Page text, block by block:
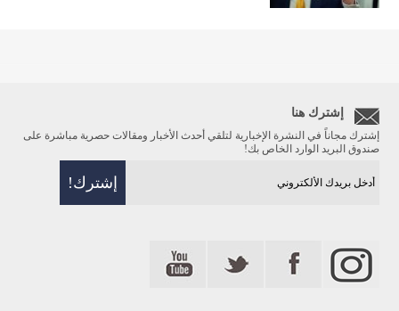
إشترك هنا
إشترك مجاناً في النشرة الإخبارية لتلقي أحدث الأخبار ومقالات حصرية مباشرة على
صندوق البريد الوارد الخاص بك!